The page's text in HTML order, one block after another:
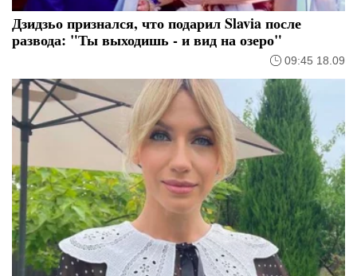
Дзидзьо признался, что подарил Slavia после
развода: "Ты выходишь - и вид на озеро"
09:45 18.09